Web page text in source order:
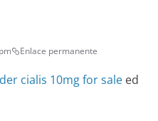
Enlace permanente
cialis 10mg for sale ed